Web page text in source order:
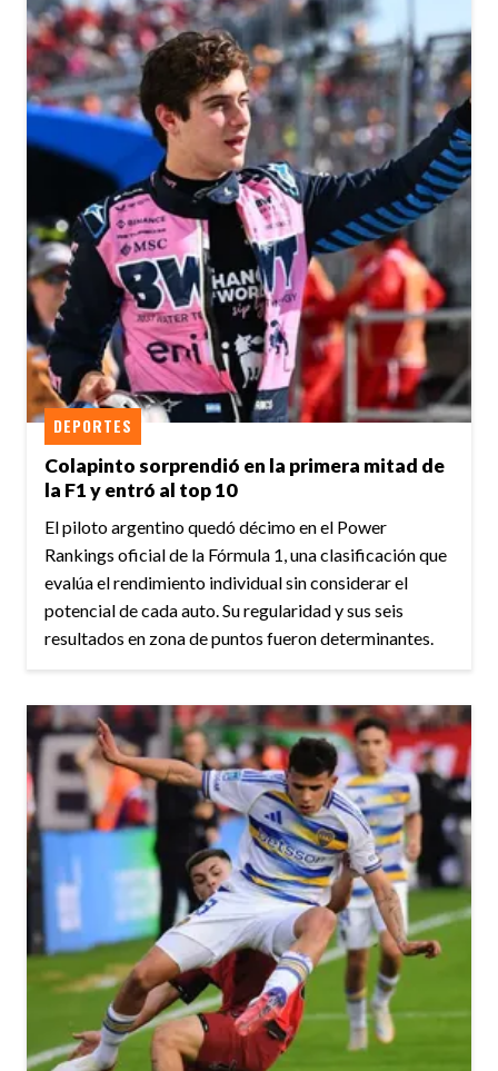
Colapinto sorprendió en la primera mitad de
la F1 y entró al top 10
DEPORTES
El piloto argentino quedó décimo en el Power
Rankings oficial de la Fórmula 1, una clasificación que
evalúa el rendimiento individual sin considerar el
potencial de cada auto. Su regularidad y sus seis
resultados en zona de puntos fueron determinantes.